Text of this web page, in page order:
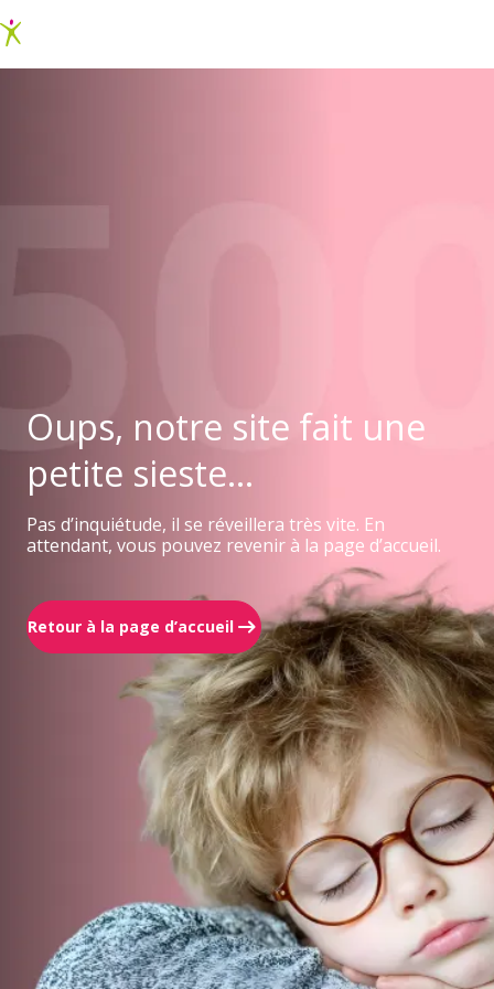
Oups, notre site fait une
petite sieste...
Pas d’inquiétude, il se réveillera très vite. En
attendant, vous pouvez revenir à la page d’accueil.
Retour à la page d’accueil